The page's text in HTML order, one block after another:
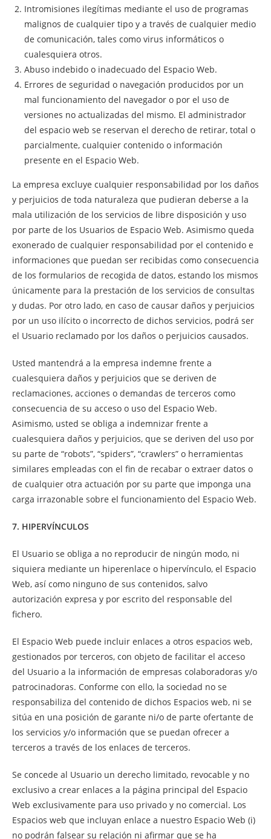
Intromisiones ilegítimas mediante el uso de programas
malignos de cualquier tipo y a través de cualquier medio
de comunicación, tales como virus informáticos o
cualesquiera otros.
Abuso indebido o inadecuado del Espacio Web.
Errores de seguridad o navegación producidos por un
mal funcionamiento del navegador o por el uso de
versiones no actualizadas del mismo. El administrador
del espacio web se reservan el derecho de retirar, total o
parcialmente, cualquier contenido o información
presente en el Espacio Web.
La empresa excluye cualquier responsabilidad por los daños
y perjuicios de toda naturaleza que pudieran deberse a la
mala utilización de los servicios de libre disposición y uso
por parte de los Usuarios de Espacio Web. Asimismo queda
exonerado de cualquier responsabilidad por el contenido e
informaciones que puedan ser recibidas como consecuencia
de los formularios de recogida de datos, estando los mismos
únicamente para la prestación de los servicios de consultas
y dudas. Por otro lado, en caso de causar daños y perjuicios
por un uso ilícito o incorrecto de dichos servicios, podrá ser
el Usuario reclamado por los daños o perjuicios causados.
Usted mantendrá a la empresa indemne frente a
cualesquiera daños y perjuicios que se deriven de
reclamaciones, acciones o demandas de terceros como
consecuencia de su acceso o uso del Espacio Web.
Asimismo, usted se obliga a indemnizar frente a
cualesquiera daños y perjuicios, que se deriven del uso por
su parte de “robots”, “spiders”, “crawlers” o herramientas
similares empleadas con el fin de recabar o extraer datos o
de cualquier otra actuación por su parte que imponga una
carga irrazonable sobre el funcionamiento del Espacio Web.
7. HIPERVÍNCULOS
El Usuario se obliga a no reproducir de ningún modo, ni
siquiera mediante un hiperenlace o hipervínculo, el Espacio
Web, así como ninguno de sus contenidos, salvo
autorización expresa y por escrito del responsable del
fichero.
El Espacio Web puede incluir enlaces a otros espacios web,
gestionados por terceros, con objeto de facilitar el acceso
del Usuario a la información de empresas colaboradoras y/o
patrocinadoras. Conforme con ello, la sociedad no se
responsabiliza del contenido de dichos Espacios web, ni se
sitúa en una posición de garante ni/o de parte ofertante de
los servicios y/o información que se puedan ofrecer a
terceros a través de los enlaces de terceros.
Se concede al Usuario un derecho limitado, revocable y no
exclusivo a crear enlaces a la página principal del Espacio
Web exclusivamente para uso privado y no comercial. Los
Espacios web que incluyan enlace a nuestro Espacio Web (i)
no podrán falsear su relación ni afirmar que se ha